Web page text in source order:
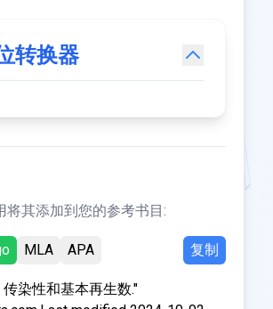
转换器
将其添加到您的参考书目:
MLA APA 复制
染性和基本再生数."